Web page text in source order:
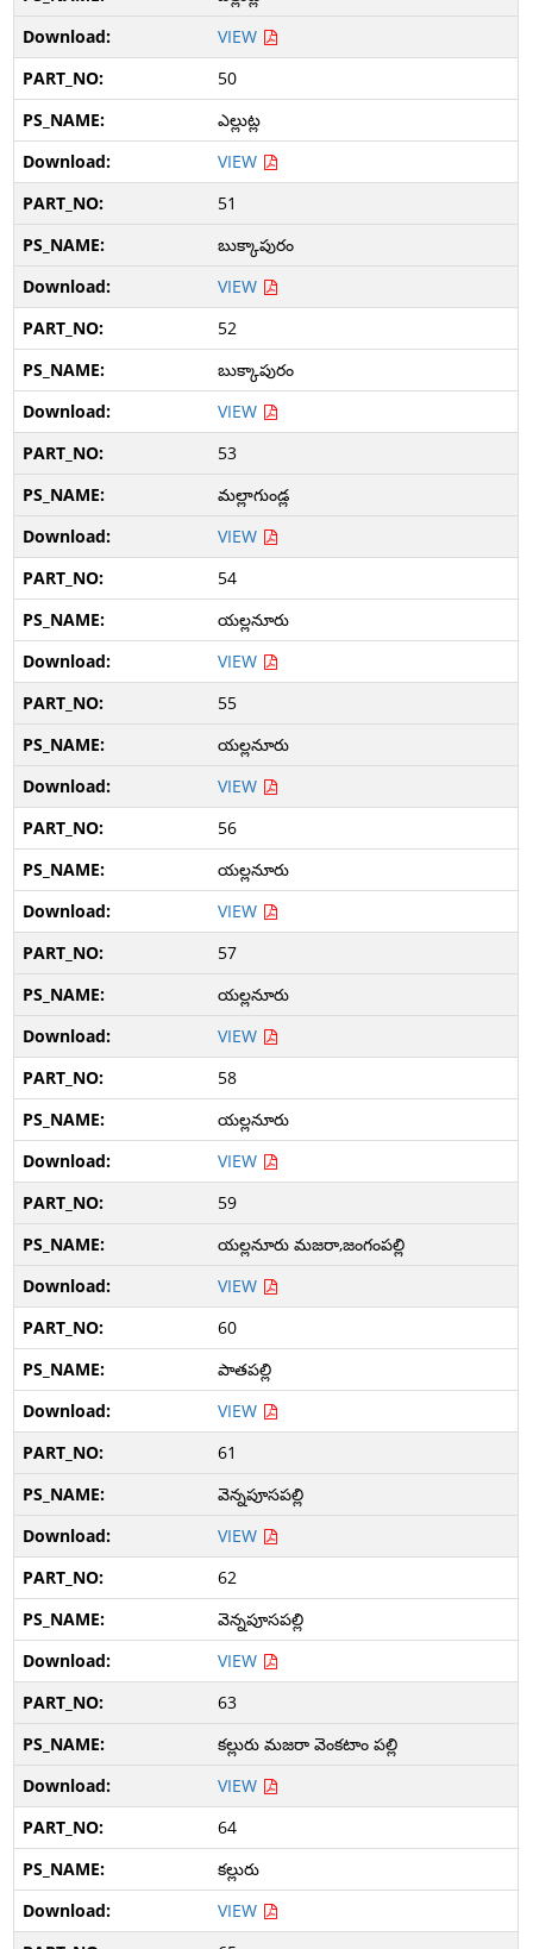
VIEW
50
ఎల్లుట్ల
VIEW
51
బుక్కాపురం
VIEW
52
బుక్కాపురం
VIEW
53
మల్లాగుండ్ల
VIEW
54
యల్లనూరు
VIEW
55
యల్లనూరు
VIEW
56
యల్లనూరు
VIEW
57
యల్లనూరు
VIEW
58
యల్లనూరు
VIEW
59
యల్లనూరు మజరా,జంగంపల్లి
VIEW
60
పాతపల్లి
VIEW
61
వెన్నపూసపల్లి
VIEW
62
వెన్నపూసపల్లి
VIEW
63
కల్లురు మజరా వెంకటాం పల్లి
VIEW
64
కల్లురు
VIEW